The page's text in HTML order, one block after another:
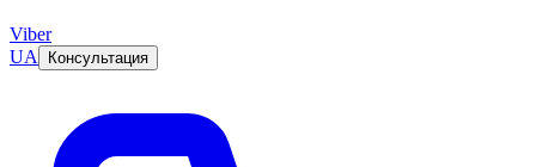
Viber
UA
Консультация